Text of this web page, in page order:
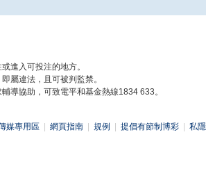
進入可投注的地方。
屬違法，且可被判監禁。
導協助，可致電平和基金熱線1834 633。
媒專用區 網頁指南 規例 提倡有節制博彩 私